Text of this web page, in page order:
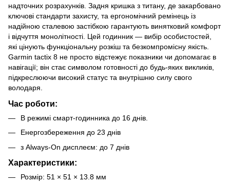
надточних розрахунків. Задня кришка з титану, де закарбовано
ключові стандарти захисту, та ергономічний ремінець із
надійною сталевою застібкою гарантують винятковий комфорт
і відчуття монолітності. Цей годинник — вибір особистостей,
які цінують функціональну розкіш та безкомпромісну якість.
Garmin tactix 8 не просто відстежує показники чи допомагає в
навігації; він стає символом готовності до будь-яких викликів,
підкреслюючи високий статус та внутрішню силу свого
володаря.
Час роботи:
В режимі смарт-годинника до 16 днів.
Енергозбереження до 23 днів
з Always-On дисплеєм: до 7 днів
Характеристики:
Розмір: 51 × 51 × 13.8 мм